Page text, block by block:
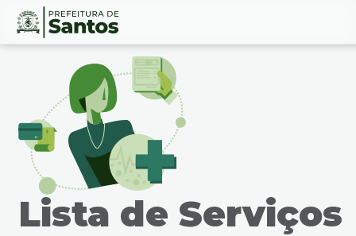
Ir
Conteúdo
Lista de Serviços